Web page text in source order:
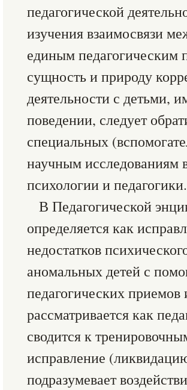
педагогической
изучения взаимосвязи
единым педагогическим
сущность и природу
деятельности с детьми,
поведении, следует
специальных
научным исследованиям
психологии и педагогики.
В Педагогической
определяется как
недостатков
аномальных детей с
педагогических
рассматривается как
сводится к
исправление
подразумевает